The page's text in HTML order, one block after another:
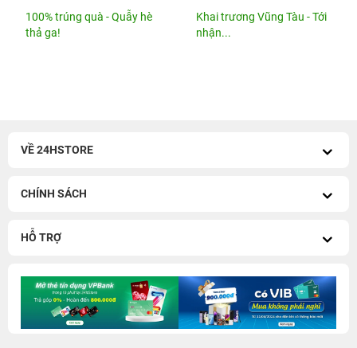
100% trúng quà - Quẫy hè
thả ga!
Khai trương Vũng Tàu - Tới
nhận...
VỀ 24HSTORE
CHÍNH SÁCH
HỖ TRỢ